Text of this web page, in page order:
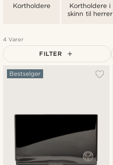
Kortholdere
Kortholdere i
skinn til herrer
4 Varer
FILTER
Bestselger